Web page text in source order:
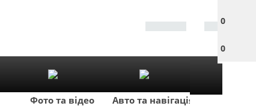
0
0
Фото та відео Авто та навігація